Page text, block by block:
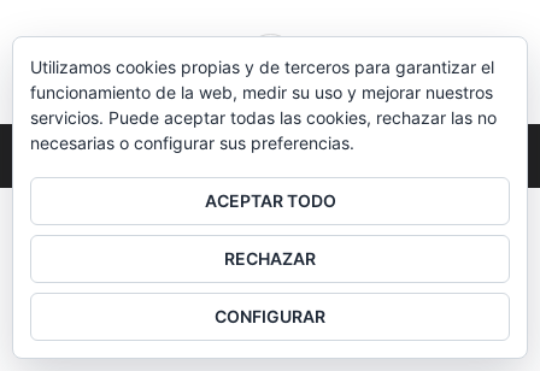
LATERAL
2026 Colectivo Burbuja
Utilizamos cookies propias y de terceros para garantizar el
funcionamiento de la web, medir su uso y mejorar nuestros
servicios. Puede aceptar todas las cookies, rechazar las no
necesarias o configurar sus preferencias.
ACEPTAR TODO
RECHAZAR
CONFIGURAR